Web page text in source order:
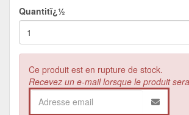
Quantitï¿½
Ce produit est en rupture de stock.
Recevez un e-mail lorsque le produit